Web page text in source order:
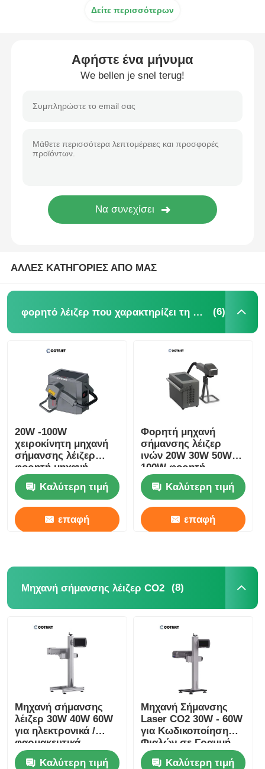
Μηχανή σήμανσης λέιζερ UV
Τύπο μελυκό
Βιομηχανικά φυσίγγια μελάνης
Βιομηχανικός UV εκτυπωτής
Δείτε περισσότερων
Αφήστε ένα μήνυμα
We bellen je snel terug!
ΑΛΛΕΣ ΚΑΤΗΓΟΡΙΕΣ ΑΠΟ ΜΑΣ
φορητό λέιζερ που χαρακτηρίζει τη μηχανή (6)
20W -100W
χειροκίνητη μηχανή
σήμανσης λέιζερ
φορητή μηχανή
κωδικοποίησης
λέιζερΚαλύτερη τιμή
επαφή
Φορητή μηχανή
σήμανσης λέιζερ
ινών 20W 30W 50W
100W φορητή
συσκευή σήμανσης
λέιζερ για μέταλλο
Καλύτερη τιμή
επαφή
Μηχανή σήμανσης λέιζερ CO2 (8)
Μηχανή σήμανσης
λέιζερ 30W 40W 60W
για ηλεκτρονικά /
φαρμακευτικά
προϊόντα
Καλύτερη τιμή
Μηχανή Σήμανσης
Laser CO2 30W - 60W
για Κωδικοποίηση
Φιαλών σε Γραμμή
Παραγωγής
Καλύτερη τιμή